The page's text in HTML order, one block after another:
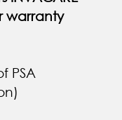
warranty
PSA